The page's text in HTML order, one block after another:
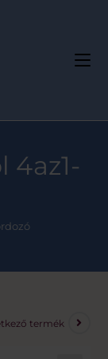
4az1-
termék